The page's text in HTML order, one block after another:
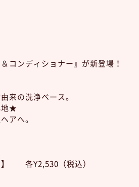
コンディショナー』が新登場！
来の洗浄ベース。
地★
アへ。
】 各¥2,530（税込）